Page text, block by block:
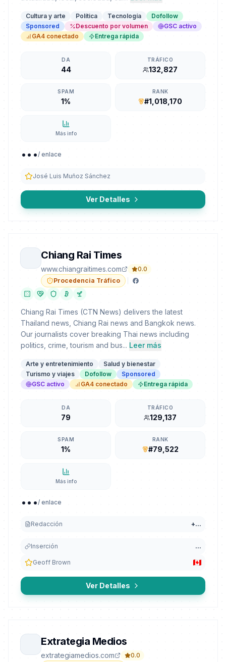
Cultura y arte Política Tecnología
Dofollow
Sponsored
Descuento por volumen
GSC activo
GA4 conectado
Entrega rápida
DA
44
TRÁFICO
132,827
SPAM
1%
RANK
#1,018,170
Más info
.../ enlace
José Luis Muñoz Sánchez
Ver Detalles
Chiang Rai Times
www.chiangraitimes.com
0.0
Procedencia Tráfico
Chiang Rai Times (CTN News) delivers the latest
Thailand news, Chiang Rai news and Bangkok news.
Our journalists cover breaking Thai news including
politics, crime, tourism and bus... Leer más
Arte y entretenimiento
Salud y bienestar
Turismo y viajes
Dofollow
Sponsored
GSC activo
GA4 conectado Entrega rápida
DA
79
TRÁFICO
129,137
SPAM
1%
RANK
#79,522
Más info
.../ enlace
Redacción +...
Inserción ...
Geoff Brown
Ver Detalles
Extrategia Medios
extrategiamedios.com 0.0